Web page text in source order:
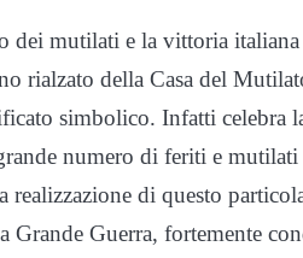
mutilati e la vittoria
rialzato della Casa del
simbolico. Infatti celebra
numero di feriti e
realizzazione di questo
Grande Guerra, fortemente